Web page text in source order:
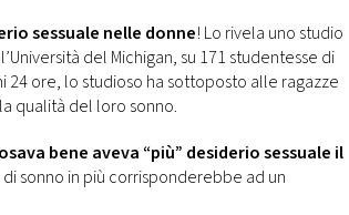
sessuale nelle donne! Lo rivela uno studio
del Michigan, su 171 studentesse di
ore, lo studioso ha sottoposto alle ragazze
qualità del loro sonno.
bene aveva “più” desiderio sessuale il
di sonno in più corrisponderebbe ad un